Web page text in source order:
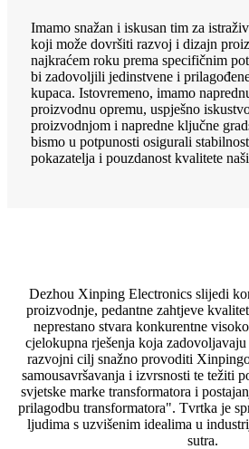
Imamo snažan i iskusan tim za
koji može dovršiti razvoj i dizajn
najkraćem roku prema specifičnim
bi zadovoljili jedinstvene i
kupaca. Istovremeno, imamo
proizvodnu opremu, uspješno
proizvodnjom i napredne ključne
bismo u potpunosti osigurali
pokazatelja i pouzdanost kvalitete
Dezhou Xinping Electronics slijedi
proizvodnje, pedantne zahtjeve
neprestano stvara konkurentne
cjelokupna rješenja koja
razvojni cilj snažno provoditi
samousavršavanja i izvrsnosti te težiti
svjetske marke transformatora i
prilagodbu transformatora". Tvrtka je
ljudima s uzvišenim idealima u
sutra.